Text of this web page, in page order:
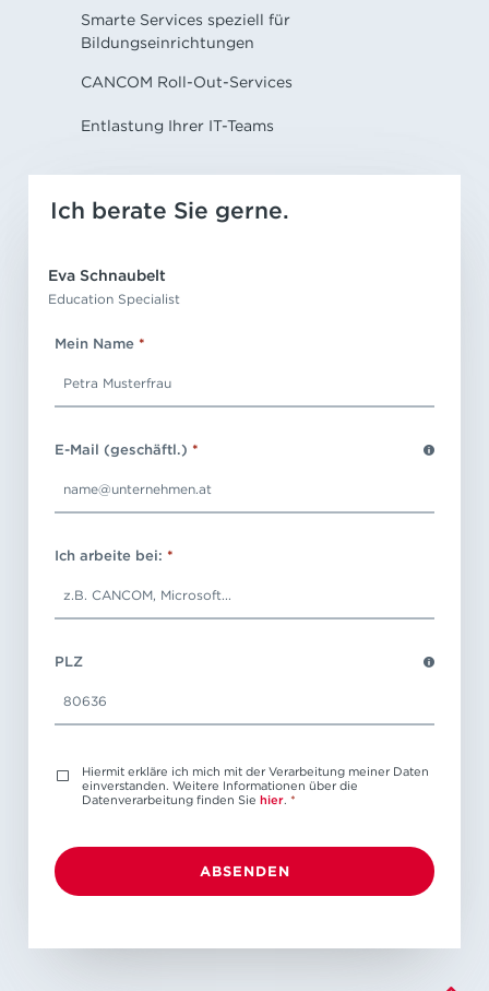
Smarte Services speziell für
Bildungseinrichtungen
CANCOM Roll-Out-Services
Entlastung Ihrer IT-Teams
Ich berate Sie gerne.
Eva Schnaubelt
Education Specialist
Mein Name *
E-Mail (geschäftl.) *
Ich arbeite bei: *
PLZ
Hiermit erkläre ich mich mit der Verarbeitung meiner Daten
einverstanden. Weitere Informationen über die
Datenverarbeitung finden Siehier. *
ABSENDEN